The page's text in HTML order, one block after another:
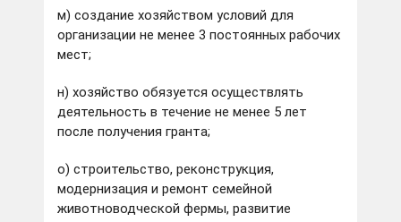
м) создание хозяйством условий для
организации не менее 3 постоянных рабочих
мест;
н) хозяйство обязуется осуществлять
деятельность в течение не менее 5 лет
после получения гранта;
о) строительство, реконструкция,
модернизация и ремонт семейной
животноводческой фермы, развитие